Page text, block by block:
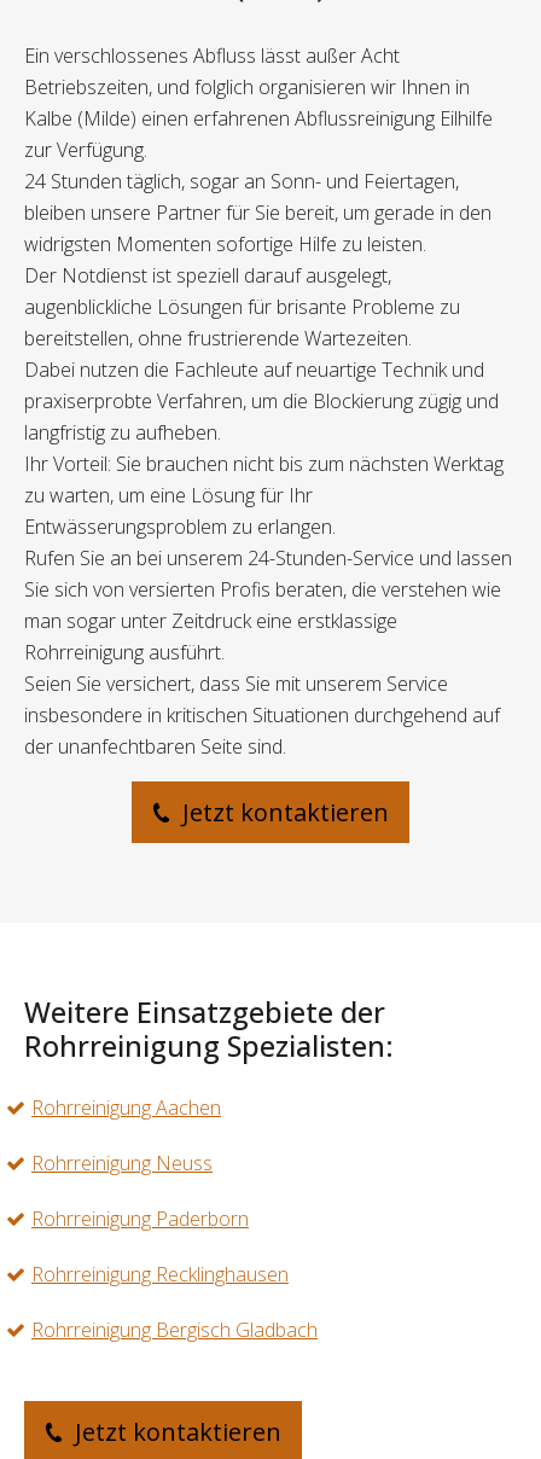
Ein verschlossenes Abfluss lässt außer Acht
Betriebszeiten, und folglich organisieren wir Ihnen in
Kalbe (Milde) einen erfahrenen Abflussreinigung Eilhilfe
zur Verfügung.
24 Stunden täglich, sogar an Sonn- und Feiertagen,
bleiben unsere Partner für Sie bereit, um gerade in den
widrigsten Momenten sofortige Hilfe zu leisten.
Der Notdienst ist speziell darauf ausgelegt,
augenblickliche Lösungen für brisante Probleme zu
bereitstellen, ohne frustrierende Wartezeiten.
Dabei nutzen die Fachleute auf neuartige Technik und
praxiserprobte Verfahren, um die Blockierung zügig und
langfristig zu aufheben.
Ihr Vorteil: Sie brauchen nicht bis zum nächsten Werktag
zu warten, um eine Lösung für Ihr
Entwässerungsproblem zu erlangen.
Rufen Sie an bei unserem 24-Stunden-Service und lassen
Sie sich von versierten Profis beraten, die verstehen wie
man sogar unter Zeitdruck eine erstklassige
Rohrreinigung ausführt.
Seien Sie versichert, dass Sie mit unserem Service
insbesondere in kritischen Situationen durchgehend auf
der unanfechtbaren Seite sind.
Jetzt kontaktieren
Weitere Einsatzgebiete der
Rohrreinigung Spezialisten:
Rohrreinigung Aachen
Rohrreinigung Neuss
Rohrreinigung Paderborn
Rohrreinigung Recklinghausen
Rohrreinigung Bergisch Gladbach
Jetzt kontaktieren